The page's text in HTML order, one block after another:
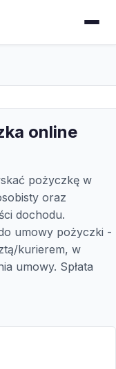
online
pożyczkę w
oraz
dochodu.
umowy pożyczki -
kurierem, w
umowy. Spłata